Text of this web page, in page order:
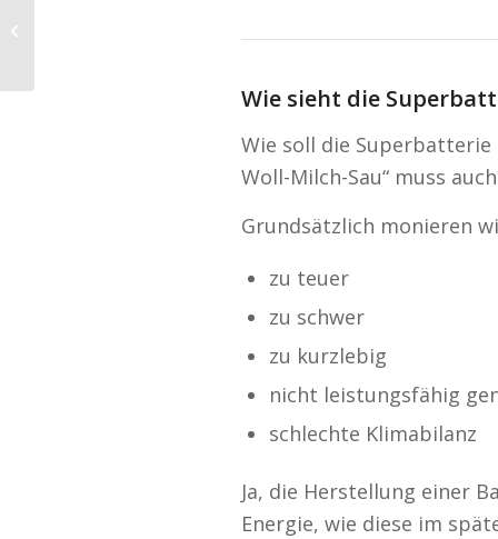
Wie sieht die
Wie soll die Superbatterie
Woll-Milch-Sau“ muss
Grundsätzlich monieren
zu teuer
zu schwer
zu kurzlebig
nicht leistungsfähig
schlechte Klimabilanz
Ja, die Herstellung einer
Energie, wie diese im